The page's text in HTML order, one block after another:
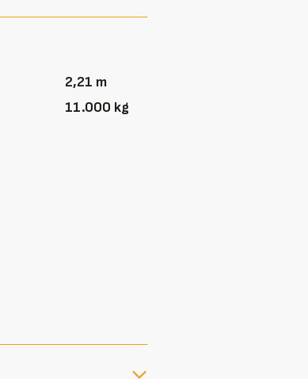
2,21 m
11.000 kg